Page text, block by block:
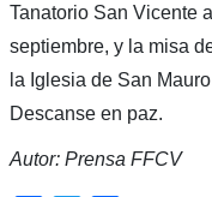
Tanatorio San Vicente
septiembre, y la misa
la Iglesia de San
Descanse en paz.
Autor: Prensa FFCV